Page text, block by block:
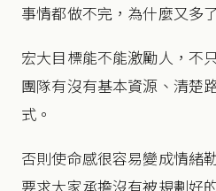
事情都做不完，為什麼又多
宏大目標能不能激勵人，不
團隊有沒有基本資源、清楚
式。
否則使命感很容易變成情緒
要求大家承擔沒有被規劃好